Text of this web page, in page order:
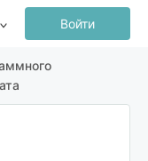
Войти